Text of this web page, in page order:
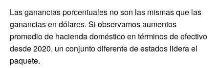
Las ganancias porcentuales no son las mismas que las
ganancias en dólares. Si observamos aumentos
promedio de hacienda doméstico en términos de efectivo
desde 2020, un conjunto diferente de estados lidera el
paquete.